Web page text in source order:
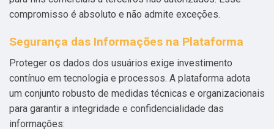
compromisso é absoluto e não admite exceções.
Segurança das Informações na Plataforma
Proteger os dados dos usuários exige investimento
contínuo em tecnologia e processos. A plataforma adota
um conjunto robusto de medidas técnicas e organizacionais
para garantir a integridade e confidencialidade das
informações: